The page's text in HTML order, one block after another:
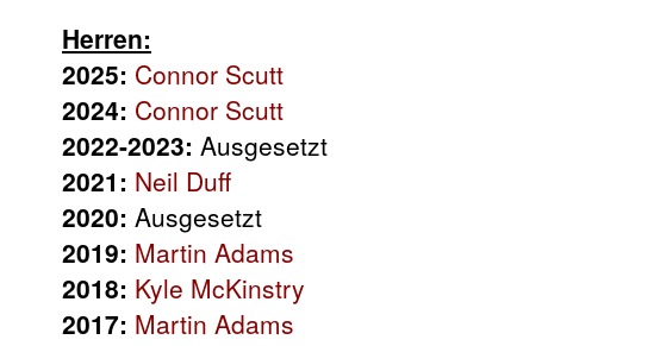
Herren:
2025: Connor Scutt
2024: Connor Scutt
2022-2023: Ausgesetzt
2021: Neil Duff
2020: Ausgesetzt
2019: Martin Adams
2018: Kyle McKinstry
2017: Martin Adams